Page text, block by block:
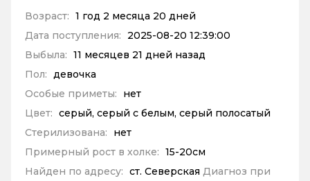
Возраст: 1 год 2 месяца 20 дней
Дата поступления:
2025-08-20 12:39:00
Выбыла: 11 месяцев 21 дней назад
Пол: девочка
Особые приметы:
нет
Цвет: серый, серый с белым, серый полосатый
Стерилизована:
нет
Примерный рост в холке: 15-20см
Найден по адресу: ст. Северская Диагноз при